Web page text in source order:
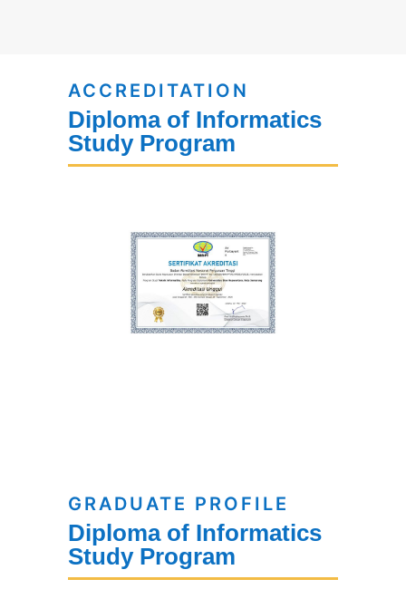
ACCREDITATION
Diploma of Informatics
Study Program
GRADUATE PROFILE
Diploma of Informatics
Study Program